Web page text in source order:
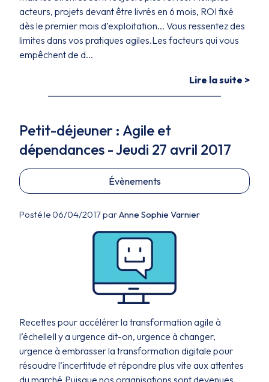
acteurs, projets devant être livrés en 6 mois, ROI fixé
dès le premier mois d’exploitation... Vous ressentez des
limites dans vos pratiques agiles.Les facteurs qui vous
empêchent de d...
Lire la suite >
Petit-déjeuner : Agile et
dépendances - Jeudi 27 avril 2017
Évènements
Posté le 06/04/2017 parAnne Sophie Varnier
Recettes pour accélérer la transformation agile à
l’échelleIl y a urgence dit-on, urgence à changer,
urgence à embrasser la transformation digitale pour
résoudre l’incertitude et répondre plus vite aux attentes
du marché.Puisque nos organisations sont devenues